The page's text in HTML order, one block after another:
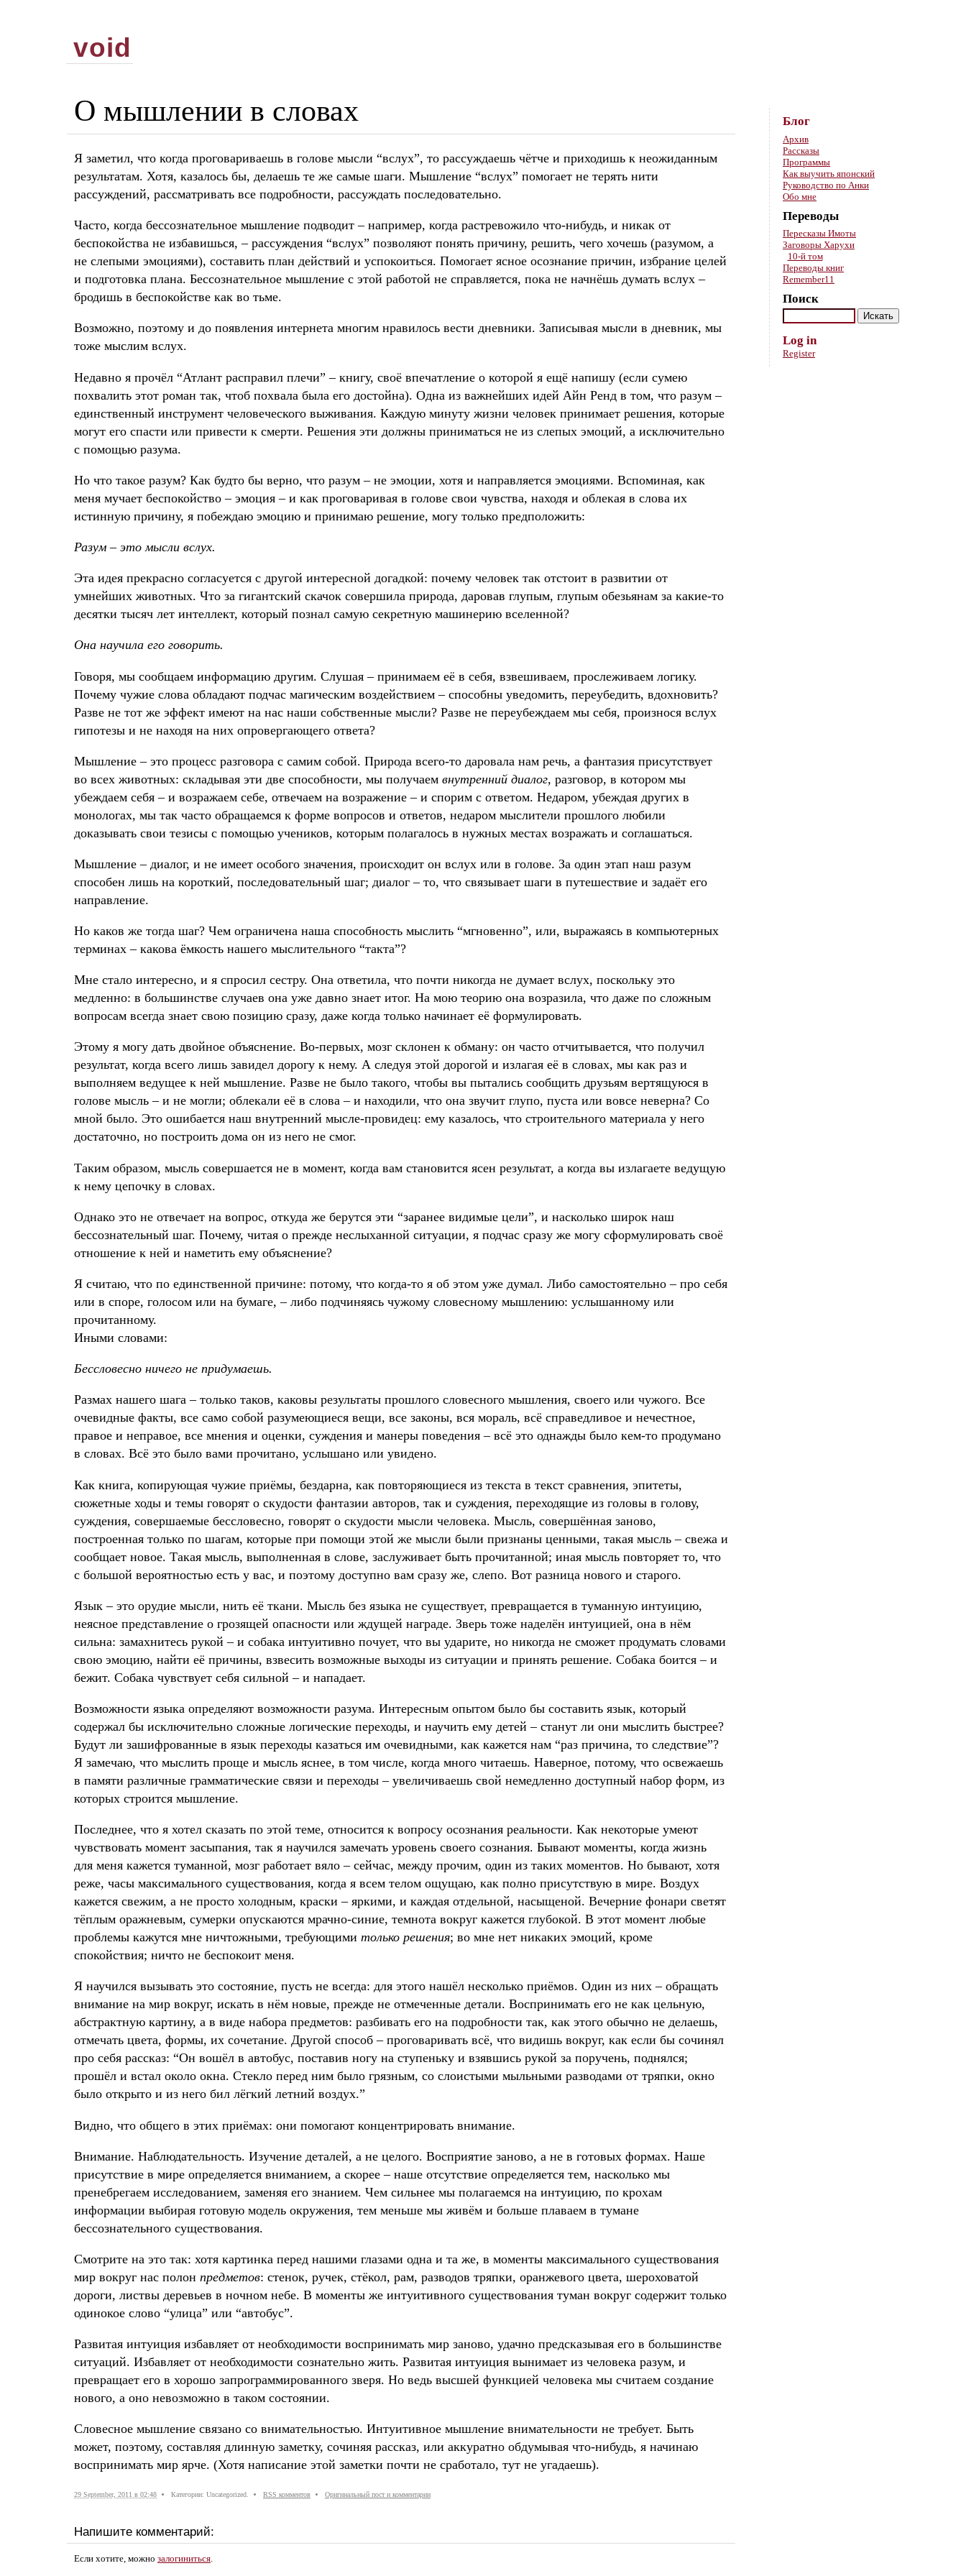
void
О мышлении в словах
Я заметил, что когда проговариваешь в голове мысли “вслух”, то рассуждаешь чётче и приходишь к неожиданным
результатам. Хотя, казалось бы, делаешь те же самые шаги. Мышление “вслух” помогает не терять нити
рассуждений, рассматривать все подробности, рассуждать последовательно.
Часто, когда бессознательное мышление подводит – например, когда растревожило что-нибудь, и никак от
беспокойства не избавишься, – рассуждения “вслух” позволяют понять причину, решить, чего хочешь (разумом, а
не слепыми эмоциями), составить план действий и успокоиться. Помогает ясное осознание причин, избрание целей
и подготовка плана. Бессознательное мышление с этой работой не справляется, пока не начнёшь думать вслух –
бродишь в беспокойстве как во тьме.
Возможно, поэтому и до появления интернета многим нравилось вести дневники. Записывая мысли в дневник, мы
тоже мыслим вслух.
Недавно я прочёл “Атлант расправил плечи” – книгу, своё впечатление о которой я ещё напишу (если сумею
похвалить этот роман так, чтоб похвала была его достойна). Одна из важнейших идей Айн Ренд в том, что разум –
единственный инструмент человеческого выживания. Каждую минуту жизни человек принимает решения, которые
могут его спасти или привести к смерти. Решения эти должны приниматься не из слепых эмоций, а исключительно
с помощью разума.
Но что такое разум? Как будто бы верно, что разум – не эмоции, хотя и направляется эмоциями. Вспоминая, как
меня мучает беспокойство – эмоция – и как проговаривая в голове свои чувства, находя и облекая в слова их
истинную причину, я побеждаю эмоцию и принимаю решение, могу только предположить:
Разум – это мысли вслух.
Эта идея прекрасно согласуется с другой интересной догадкой: почему человек так отстоит в развитии от
умнейших животных. Что за гигантский скачок совершила природа, даровав глупым, глупым обезьянам за какие-то
десятки тысяч лет интеллект, который познал самую секретную машинерию вселенной?
Она научила его говорить.
Говоря, мы сообщаем информацию другим. Слушая – принимаем её в себя, взвешиваем, прослеживаем логику.
Почему чужие слова обладают подчас магическим воздействием – способны уведомить, переубедить, вдохновить?
Разве не тот же эффект имеют на нас наши собственные мысли? Разве не переубеждаем мы себя, произнося вслух
гипотезы и не находя на них опровергающего ответа?
Мышление – это процесс разговора с самим собой. Природа всего-то даровала нам речь, а фантазия присутствует
во всех животных: складывая эти две способности, мы получаем внутренний диалог, разговор, в котором мы
убеждаем себя – и возражаем себе, отвечаем на возражение – и спорим с ответом. Недаром, убеждая других в
монологах, мы так часто обращаемся к форме вопросов и ответов, недаром мыслители прошлого любили
доказывать свои тезисы с помощью учеников, которым полагалось в нужных местах возражать и соглашаться.
Мышление – диалог, и не имеет особого значения, происходит он вслух или в голове. За один этап наш разум
способен лишь на короткий, последовательный шаг; диалог – то, что связывает шаги в путешествие и задаёт его
направление.
Но каков же тогда шаг? Чем ограничена наша способность мыслить “мгновенно”, или, выражаясь в компьютерных
терминах – какова ёмкость нашего мыслительного “такта”?
Мне стало интересно, и я спросил сестру. Она ответила, что почти никогда не думает вслух, поскольку это
медленно: в большинстве случаев она уже давно знает итог. На мою теорию она возразила, что даже по сложным
вопросам всегда знает свою позицию сразу, даже когда только начинает её формулировать.
Этому я могу дать двойное объяснение. Во-первых, мозг склонен к обману: он часто отчитывается, что получил
результат, когда всего лишь завидел дорогу к нему. А следуя этой дорогой и излагая её в словах, мы как раз и
выполняем ведущее к ней мышление. Разве не было такого, чтобы вы пытались сообщить друзьям вертящуюся в
голове мысль – и не могли; облекали её в слова – и находили, что она звучит глупо, пуста или вовсе неверна? Со
мной было. Это ошибается наш внутренний мысле-провидец: ему казалось, что строительного материала у него
достаточно, но построить дома он из него не смог.
Таким образом, мысль совершается не в момент, когда вам становится ясен результат, а когда вы излагаете ведущую
к нему цепочку в словах.
Однако это не отвечает на вопрос, откуда же берутся эти “заранее видимые цели”, и насколько широк наш
бессознательный шаг. Почему, читая о прежде неслыханной ситуации, я подчас сразу же могу сформулировать своё
отношение к ней и наметить ему объяснение?
Я считаю, что по единственной причине: потому, что когда-то я об этом уже думал. Либо самостоятельно – про себя
или в споре, голосом или на бумаге, – либо подчиняясь чужому словесному мышлению: услышанному или
прочитанному.
Иными словами:
Бессловесно ничего не придумаешь.
Размах нашего шага – только таков, каковы результаты прошлого словесного мышления, своего или чужого. Все
очевидные факты, все само собой разумеющиеся вещи, все законы, вся мораль, всё справедливое и нечестное,
правое и неправое, все мнения и оценки, суждения и манеры поведения – всё это однажды было кем-то продумано
в словах. Всё это было вами прочитано, услышано или увидено.
Как книга, копирующая чужие приёмы, бездарна, как повторяющиеся из текста в текст сравнения, эпитеты,
сюжетные ходы и темы говорят о скудости фантазии авторов, так и суждения, переходящие из головы в голову,
суждения, совершаемые бессловесно, говорят о скудости мысли человека. Мысль, совершённая заново,
построенная только по шагам, которые при помощи этой же мысли были признаны ценными, такая мысль – свежа и
сообщает новое. Такая мысль, выполненная в слове, заслуживает быть прочитанной; иная мысль повторяет то, что
с большой вероятностью есть у вас, и поэтому доступно вам сразу же, слепо. Вот разница нового и старого.
Язык – это орудие мысли, нить её ткани. Мысль без языка не существует, превращается в туманную интуицию,
неясное представление о грозящей опасности или ждущей награде. Зверь тоже наделён интуицией, она в нём
сильна: замахнитесь рукой – и собака интуитивно почует, что вы ударите, но никогда не сможет продумать словами
свою эмоцию, найти её причины, взвесить возможные выходы из ситуации и принять решение. Собака боится – и
бежит. Собака чувствует себя сильной – и нападает.
Возможности языка определяют возможности разума. Интересным опытом было бы составить язык, который
содержал бы исключительно сложные логические переходы, и научить ему детей – станут ли они мыслить быстрее?
Будут ли зашифрованные в язык переходы казаться им очевидными, как кажется нам “раз причина, то следствие”?
Я замечаю, что мыслить проще и мысль яснее, в том числе, когда много читаешь. Наверное, потому, что освежаешь
в памяти различные грамматические связи и переходы – увеличиваешь свой немедленно доступный набор форм, из
которых строится мышление.
Последнее, что я хотел сказать по этой теме, относится к вопросу осознания реальности. Как некоторые умеют
чувствовать момент засыпания, так я научился замечать уровень своего сознания. Бывают моменты, когда жизнь
для меня кажется туманной, мозг работает вяло – сейчас, между прочим, один из таких моментов. Но бывают, хотя
реже, часы максимального существования, когда я всем телом ощущаю, как полно присутствую в мире. Воздух
кажется свежим, а не просто холодным, краски – яркими, и каждая отдельной, насыщеной. Вечерние фонари светят
тёплым оражневым, сумерки опускаются мрачно-синие, темнота вокруг кажется глубокой. В этот момент любые
проблемы кажутся мне ничтожными, требующими только решения; во мне нет никаких эмоций, кроме
спокойствия; ничто не беспокоит меня.
Я научился вызывать это состояние, пусть не всегда: для этого нашёл несколько приёмов. Один из них – обращать
внимание на мир вокруг, искать в нём новые, прежде не отмеченные детали. Воспринимать его не как цельную,
абстрактную картину, а в виде набора предметов: разбивать его на подробности так, как этого обычно не делаешь,
отмечать цвета, формы, их сочетание. Другой способ – проговаривать всё, что видишь вокруг, как если бы сочинял
про себя рассказ: “Он вошёл в автобус, поставив ногу на ступеньку и взявшись рукой за поручень, поднялся;
прошёл и встал около окна. Стекло перед ним было грязным, со слоистыми мыльными разводами от тряпки, окно
было открыто и из него бил лёгкий летний воздух.”
Видно, что общего в этих приёмах: они помогают концентрировать внимание.
Внимание. Наблюдательность. Изучение деталей, а не целого. Восприятие заново, а не в готовых формах. Наше
присутствие в мире определяется вниманием, а скорее – наше отсутствие определяется тем, насколько мы
пренебрегаем исследованием, заменяя его знанием. Чем сильнее мы полагаемся на интуицию, по крохам
информации выбирая готовую модель окружения, тем меньше мы живём и больше плаваем в тумане
бессознательного существования.
Смотрите на это так: хотя картинка перед нашими глазами одна и та же, в моменты максимального существования
мир вокруг нас полон предметов: стенок, ручек, стёкол, рам, разводов тряпки, оранжевого цвета, шероховатой
дороги, листвы деревьев в ночном небе. В моменты же интуитивного существования туман вокруг содержит только
одинокое слово “улица” или “автобус”.
Развитая интуиция избавляет от необходимости воспринимать мир заново, удачно предсказывая его в большинстве
ситуаций. Избавляет от необходимости сознательно жить. Развитая интуиция вынимает из человека разум, и
превращает его в хорошо запрограммированного зверя. Но ведь высшей функцией человека мы считаем создание
нового, а оно невозможно в таком состоянии.
Словесное мышление связано со внимательностью. Интуитивное мышление внимательности не требует. Быть
может, поэтому, составляя длинную заметку, сочиняя рассказ, или аккуратно обдумывая что-нибудь, я начинаю
воспринимать мир ярче. (Хотя написание этой заметки почти не сработало, тут не угадаешь).
29 September, 2011 в 02:48 Категории: Uncategorized. RSS комментов Оригинальный пост и комментарии
Напишите комментарий:
Если хотите, можно залогиниться.
Блог
Архив
Рассказы
Программы
Как выучить японский
Руководство по Анки
Обо мне
Переводы
Пересказы Имоты
Заговоры Харухи
10-й том
Переводы книг
Remember11
Поиск
Log in
Register